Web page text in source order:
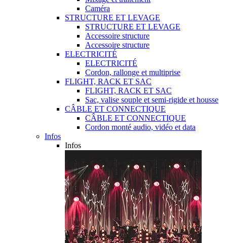
Caméra
STRUCTURE ET LEVAGE
STRUCTURE ET LEVAGE
Accessoire structure
Accessoire structure
ELECTRICITÉ
ELECTRICITÉ
Cordon, rallonge et multiprise
FLIGHT, RACK ET SAC
FLIGHT, RACK ET SAC
Sac, valise souple et semi-rigide et housse
CÂBLE ET CONNECTIQUE
CÂBLE ET CONNECTIQUE
Cordon monté audio, vidéo et data
Infos
Infos